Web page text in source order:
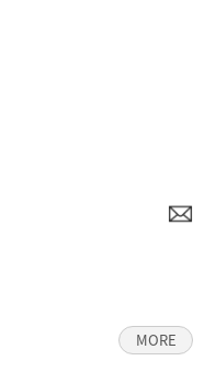
MORE